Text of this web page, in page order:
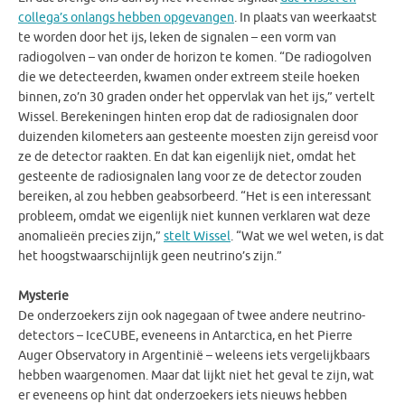
collega’s onlangs hebben opgevangen. In plaats van weerkaatst
te worden door het ijs, leken de signalen – een vorm van
radiogolven – van onder de horizon te komen. “De radiogolven
die we detecteerden, kwamen onder extreem steile hoeken
binnen, zo’n 30 graden onder het oppervlak van het ijs,” vertelt
Wissel. Berekeningen hinten erop dat de radiosignalen door
duizenden kilometers aan gesteente moesten zijn gereisd voor
ze de detector raakten. En dat kan eigenlijk niet, omdat het
gesteente de radiosignalen lang voor ze de detector zouden
bereiken, al zou hebben geabsorbeerd. “Het is een interessant
probleem, omdat we eigenlijk niet kunnen verklaren wat deze
anomalieën precies zijn,” stelt Wissel. “Wat we wel weten, is dat
het hoogstwaarschijnlijk geen neutrino’s zijn.”
Mysterie
De onderzoekers zijn ook nagegaan of twee andere neutrino-
detectors – IceCUBE, eveneens in Antarctica, en het Pierre
Auger Observatory in Argentinië – weleens iets vergelijkbaars
hebben waargenomen. Maar dat lijkt niet het geval te zijn, wat
er eveneens op hint dat onderzoekers iets nieuws hebben